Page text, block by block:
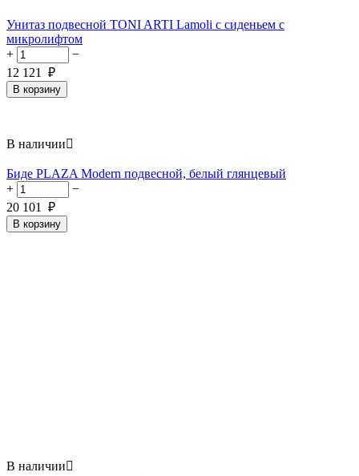
Унитаз подвесной TONI ARTI Lamoli с сиденьем с
микролифтом
+
−
12 121
₽
В корзину
В наличии
Биде PLAZA Modern подвесной, белый глянцевый
+
−
20 101
₽
В корзину
В наличии